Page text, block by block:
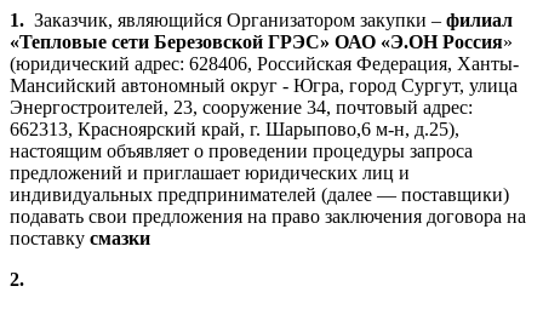
1. Заказчик, являющийся Организатором закупки – филиал
«Тепловые сети Березовской ГРЭС» ОАО «Э.ОН Россия»
(юридический адрес: 628406, Российская Федерация, Ханты-
Мансийский автономный округ - Югра, город Сургут, улица
Энергостроителей, 23, сооружение 34, почтовый адрес:
662313, Красноярский край, г. Шарыпово,6 м-н, д.25),
настоящим объявляет о проведении процедуры запроса
предложений и приглашает юридических лиц и
индивидуальных предпринимателей (далее — поставщики)
подавать свои предложения на право заключения договора на
поставку смазки
2.